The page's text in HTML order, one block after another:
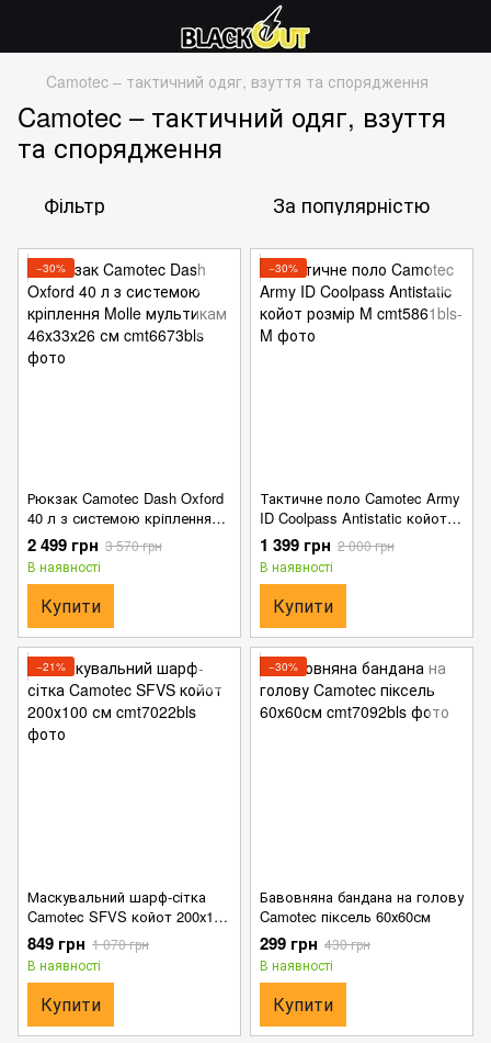
Camotec – тактичний одяг, взуття та спорядження
Camotec – тактичний одяг, взуття
та спорядження
Фільтр За популярністю
−30%
Рюкзак Camotec Dash Oxford
40 л з системою кріплення
Molle мультикам 46х33х26 см
2 499 грн 3 570 грн
В наявності
Купити
−30%
Тактичне поло Camotec Army
ID Coolpass Antistatic койот
розмір M
1 399 грн 2 000 грн
В наявності
Купити
−21%
Маскувальний шарф-сітка
Camotec SFVS койот 200х100
см
849 грн 1 070 грн
В наявності
Купити
−30%
Бавовняна бандана на голову
Camotec піксель 60х60см
299 грн 430 грн
В наявності
Купити